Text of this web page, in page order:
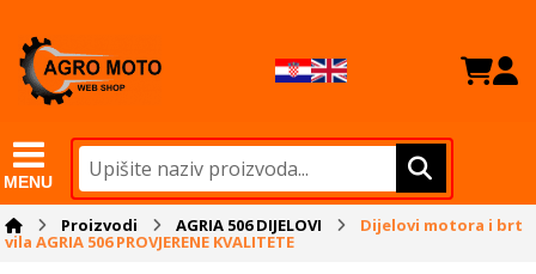
MENU
Proizvodi AGRIA 506 DIJELOVI Dijelovi motora i brt
vila AGRIA 506 PROVJERENE KVALITETE